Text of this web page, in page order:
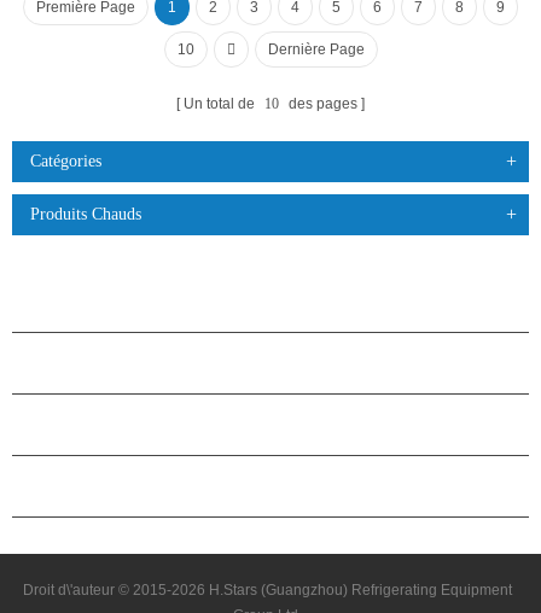
Première Page 1 2 3 4 5 6 7 8 9
10 Dernière Page
Un total de 10 des pages
Catégories
Produits Chauds
Droit d\'auteur © 2015-2026 H.Stars (Guangzhou) Refrigerating Equipment